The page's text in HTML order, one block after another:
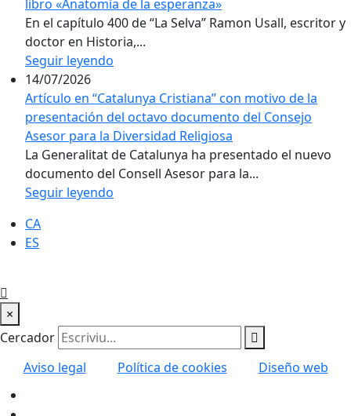
libro «Anatomía de la esperanza»
En el capítulo 400 de “La Selva” Ramon Usall, escritor y
doctor en Historia,...
Seguir leyendo
14/07/2026
Artículo en “Catalunya Cristiana” con motivo de la
presentación del octavo documento del Consejo
Asesor para la Diversidad Religiosa
La Generalitat de Catalunya ha presentado el nuevo
documento del Consell Asesor para la...
Seguir leyendo
CA
ES
×
Cercador
Aviso legal
Política de cookies Diseño web